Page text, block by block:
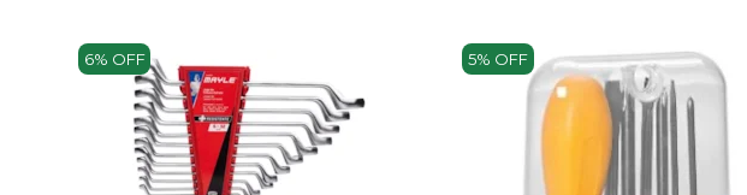
6% OFF 5% OFF